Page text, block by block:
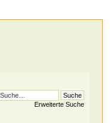
Erweiterte Suche